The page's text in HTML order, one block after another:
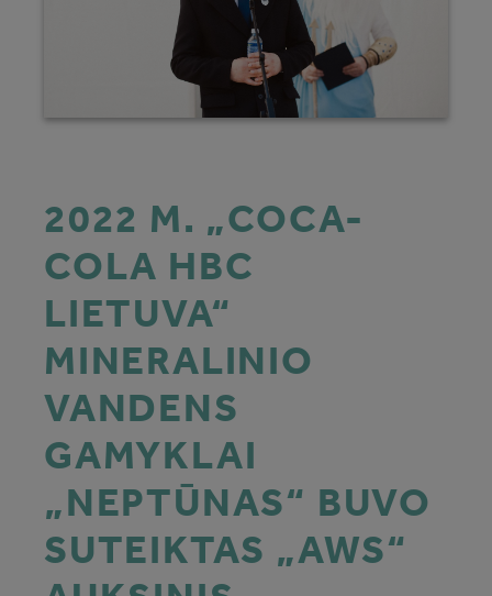
2022 M. „COCA-
COLA HBC
LIETUVA“
MINERALINIO
VANDENS
GAMYKLAI
„NEPTŪNAS“ BUVO
SUTEIKTAS „AWS“